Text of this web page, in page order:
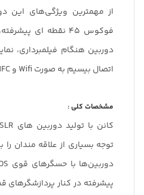
از مهمترین ویژگی‌های این
دوربین هنگام فیلمبرداری،
اتصال بیسیم به صورت Wifi و NFC اشاره کرد.
مشخصات کلی :
توجه بسیاری از علاقه مندان
پیشرفته در کنار پردازشگر‌های